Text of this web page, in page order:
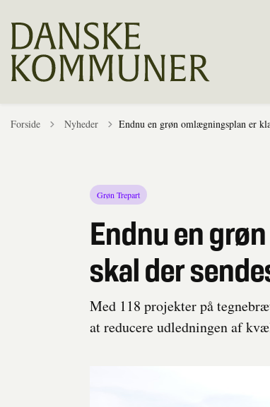
Forside Tilbage til
Nyheder Endnu en grøn omlægningsplan er
Grøn Trepart
Endnu en
skal der
Med 118 projekter på
at reducere udledningen af